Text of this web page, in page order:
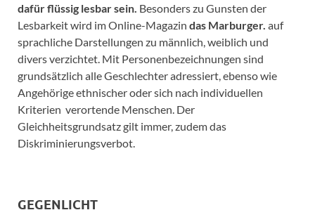
dafür flüssig lesbar sein. Besonders zu Gunsten der
Lesbarkeit wird im Online-Magazin das Marburger. auf
sprachliche Darstellungen zu männlich, weiblich und
divers verzichtet. Mit Personenbezeichnungen sind
grundsätzlich alle Geschlechter adressiert, ebenso wie
Angehörige ethnischer oder sich nach individuellen
Kriterien verortende Menschen. Der
Gleichheitsgrundsatz gilt immer, zudem das
Diskriminierungsverbot.
GEGENLICHT